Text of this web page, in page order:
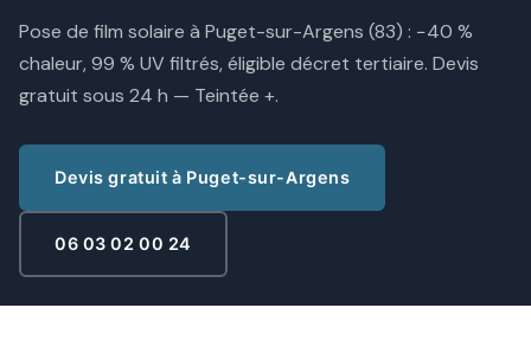
Pose de film solaire à Puget-sur-Argens (83) : −40 %
chaleur, 99 % UV filtrés, éligible décret tertiaire. Devis
gratuit sous 24 h — Teintée +.
Devis gratuit à Puget-sur-Argens
06 03 02 00 24